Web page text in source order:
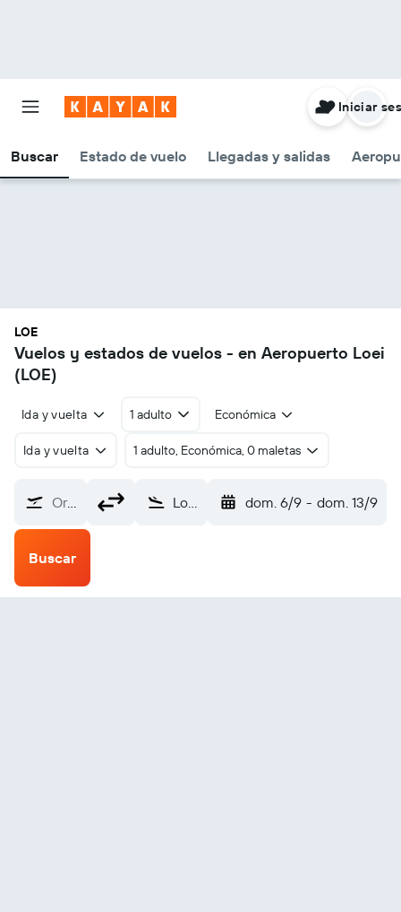
Buscar Estado de vuelo Llegadas y salidas
Iniciar
LOE
Vuelos y estados de vuelos - en Aeropuerto Loei
(LOE)
Ida y vuelta 1 adulto Económica
Ida y vuelta 1 adulto, Económica, 0 maletas
Origen Loei (LOE) dom. 6/9 - dom. 13/9
Buscar